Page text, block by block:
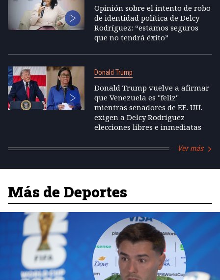
Opinión sobre el intento de robo
de identidad política de Delcy
Rodríguez: “estamos seguros
que no tendrá éxito”
Donald Trump
Donald Trump vuelve a afirmar
que Venezuela es "feliz"
mientras senadores de EE. UU.
exigen a Delcy Rodríguez
elecciones libres e inmediatas
Ver más
Más de Deportes